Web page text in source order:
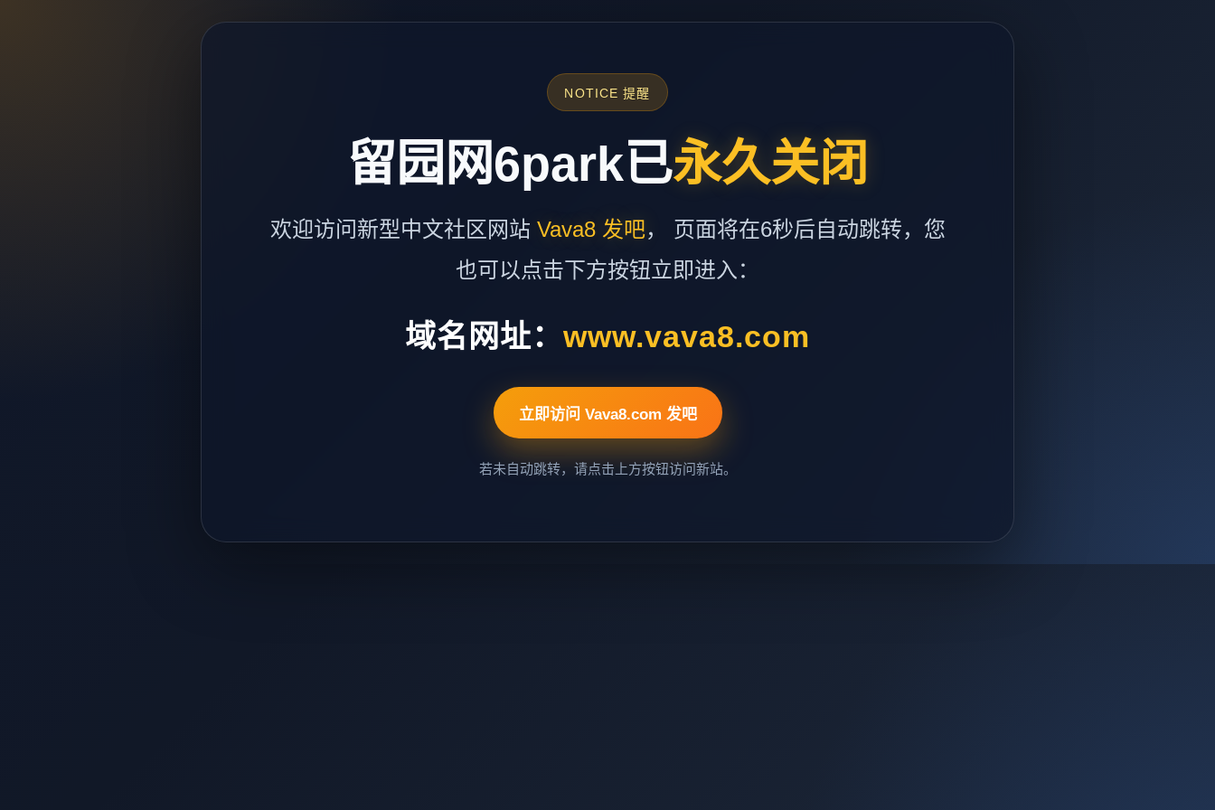
NOTICE 提醒
留园网6park已永久关闭
欢迎访问新型中文社区网站 Vava8 发吧， 页面将在6秒后自动跳转，您
也可以点击下方按钮立即进入：
域名网址： www.vava8.com
立即访问 Vava8.com 发吧
若未自动跳转，请点击上方按钮访问新站。